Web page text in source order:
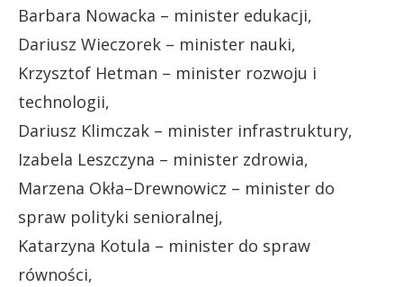
Barbara Nowacka – minister edukacji,
Dariusz Wieczorek – minister nauki,
Krzysztof Hetman – minister rozwoju i
technologii,
Dariusz Klimczak – minister infrastruktury,
Izabela Leszczyna – minister zdrowia,
Marzena Okła–Drewnowicz – minister do
spraw polityki senioralnej,
Katarzyna Kotula – minister do spraw
równości,